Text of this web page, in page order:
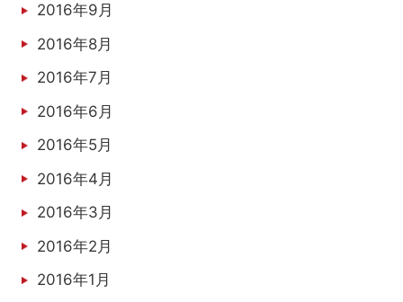
2016年9月
2016年8月
2016年7月
2016年6月
2016年5月
2016年4月
2016年3月
2016年2月
2016年1月